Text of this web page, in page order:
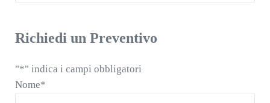
Richiedi un Preventivo
"*" indica i campi obbligatori
Nome*